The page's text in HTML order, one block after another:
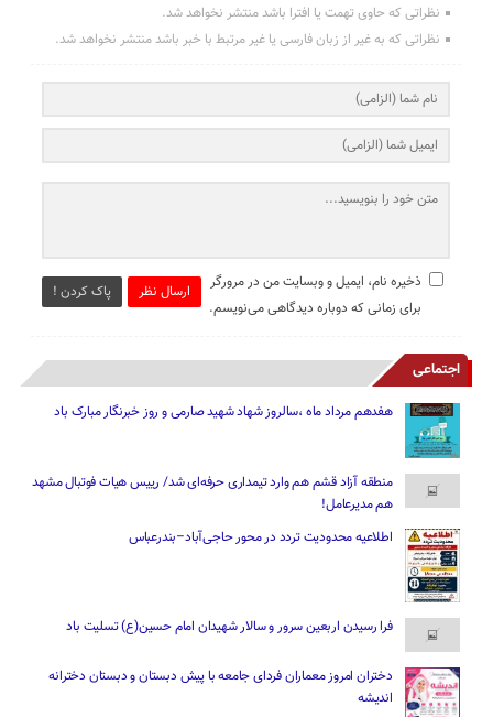
نظراتی که حاوی تهمت یا افترا باشد منتشر نخواهد شد.
نظراتی که به غیر از زبان فارسی یا غیر مرتبط با خبر باشد منتشر نخواهد شد.
ارسال نظر پاک کردن !
ذخیره نام، ایمیل و وبسایت من در مرورگر
برای زمانی که دوباره دیدگاهی می‌نویسم.
اجتماعی
هفدهم مرداد ماه ،سالروز شهاد شهید صارمی و روز خبرنگار مبارک باد
منطقه آزاد قشم هم وارد تیمداری حرفه‌ای شد/ رییس هیات فوتبال مشهد
هم مدیرعامل!
اطلاعیه محدودیت تردد در محور حاجی‌آباد–بندرعباس
فرا رسیدن اربعین سرور و سالار شهیدان امام حسین(ع) تسلیت باد
دختران امروز معماران فردای جامعه با پیش دبستان و دبستان دخترانه
اندیشه